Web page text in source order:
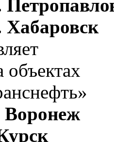
Хабаровск
Воронеж